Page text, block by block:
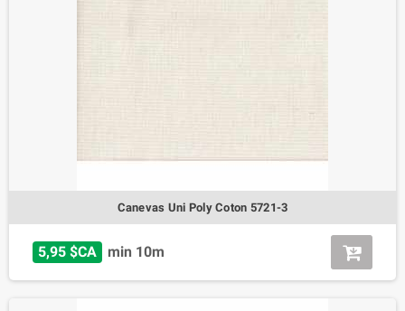
Canevas Uni Poly Coton 5721-3
5,95 $CA min 10m